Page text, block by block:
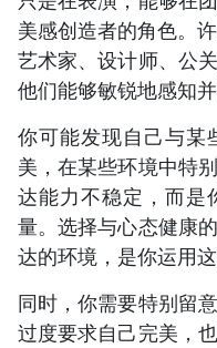
美感创造者的角色。
艺术家、设计师、公
他们能够敏锐地感知
你可能发现自己与某
美，在某些环境中特
达能力不稳定，而是
量。选择与心态健康
达的环境，是你运用这
同时，你需要特别留
过度要求自己完美，